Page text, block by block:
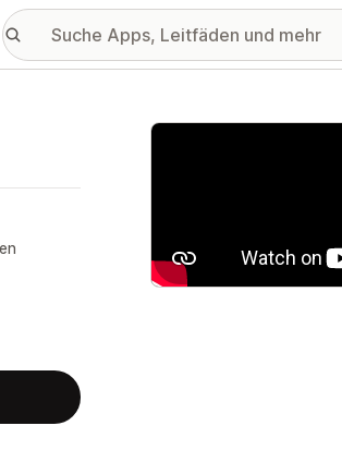
Vorgestellte Bildergalerie